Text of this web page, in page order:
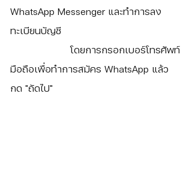
WhatsApp Messenger และทำการลง
ทะเบียนบัญชี
มือถือเพื่อทำการสมัคร WhatsApp แล้ว
กด "ถัดไป"